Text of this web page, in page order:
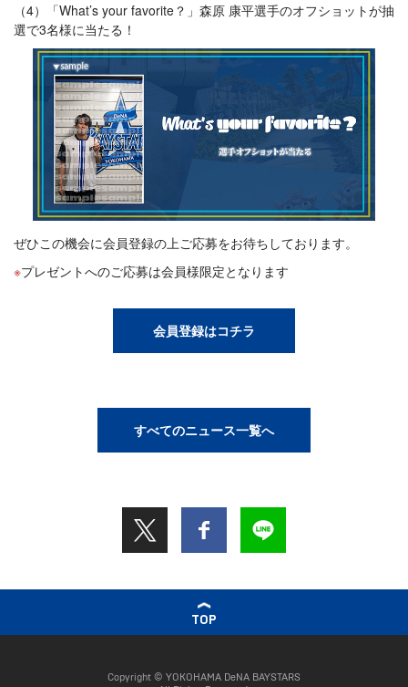
（4）「What’s your favorite？」森原 康平選手のオフショットが抽
選で3名様に当たる！
ぜひこの機会に会員登録の上ご応募をお待ちしております。
プレゼントへのご応募は会員様限定となります
会員登録はコチラ
すべてのニュース一覧へ
TOP
Copyright © YOKOHAMA DeNA BAYSTARS